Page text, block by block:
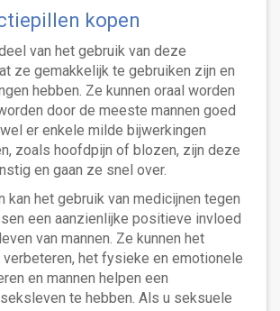
kopen
van het gebruik van deze
ze gemakkelijk te gebruiken zijn en
hebben. Ze kunnen oraal worden
door de meeste mannen goed
er enkele milde bijwerkingen
zoals hoofdpijn of blozen, zijn deze
en gaan ze snel over.
kan het gebruik van medicijnen tegen
een aanzienlijke positieve invloed
van mannen. Ze kunnen het
het fysieke en emotionele
en mannen helpen een
te hebben. Als u seksuele